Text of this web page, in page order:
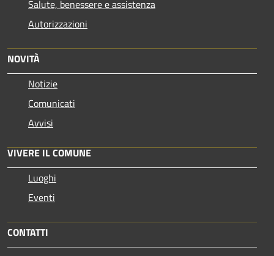
Salute, benessere e assistenza
Autorizzazioni
NOVITÀ
Notizie
Comunicati
Avvisi
VIVERE IL COMUNE
Luoghi
Eventi
CONTATTI